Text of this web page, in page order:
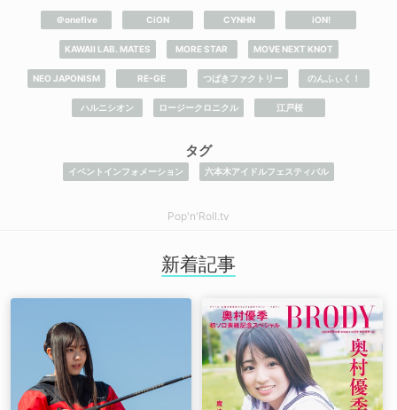
＠onefive CiON CYNHN iON!
KAWAII LAB. MATES MORE STAR MOVE NEXT KNOT
NEO JAPONISM RE-GE つばきファクトリー のんふぃく！
ハルニシオン ロージークロニクル 江戸桜
タグ
イベントインフォメーション 六本木アイドルフェスティバル
Pop'n'Roll.tv
新着記事